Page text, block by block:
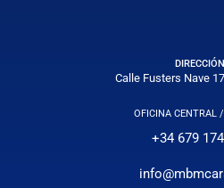
DIRECCIÓN
Calle Fusters Nave
OFICINA CENTRAL
+34 679